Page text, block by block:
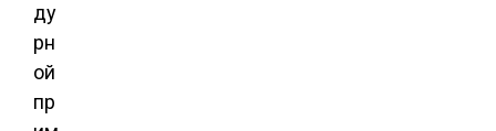
ду
рн
ой
пр